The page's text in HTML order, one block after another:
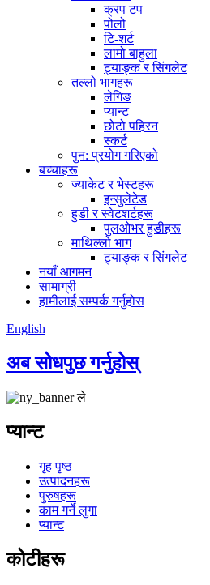
क्रप टप
पोलो
टि-शर्ट
लामो बाहुला
ट्याङ्क र सिंगलेट
तल्लो भागहरू
लेगिङ
प्यान्ट
छोटो पहिरन
स्कर्ट
पुन: प्रयोग गरिएको
बच्चाहरू
ज्याकेट र भेस्टहरू
इन्सुलेटेड
हुडी र स्वेटशर्टहरू
पुलओभर हुडीहरू
माथिल्लो भाग
ट्याङ्क र सिंगलेट
नयाँ आगमन
सामाग्री
हामीलाई सम्पर्क गर्नुहोस
English
अब सोधपुछ गर्नुहोस्
प्यान्ट
गृह पृष्ठ
उत्पादनहरू
पुरुषहरू
काम गर्ने लुगा
प्यान्ट
कोटीहरू